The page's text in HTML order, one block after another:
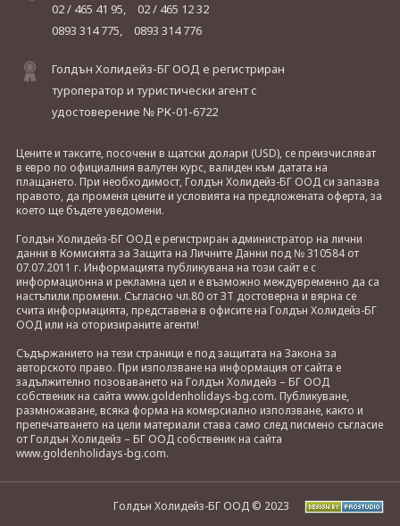
02 / 465 41 95,
02 / 465 12 32
0893 314 775,
0893 314 776
Голдън Холидейз-БГ ООД е регистриран
туроператор и туристически агент с
удостоверение № РК-01-6722
Цените и таксите, посочени в щатски долари (USD), се преизчисляват
в евро по официалния валутен курс, валиден към датата на
плащането. При необходимост, Голдън Холидейз-БГ ООД си запазва
правото, да променя цените и условията на предложената оферта, за
което ще бъдете уведомени.
Голдън Холидейз-БГ ООД е регистриран администратор на лични
данни в Комисията за Защита на Личните Данни под № 310584 от
07.07.2011 г. Информацията публикувана на този сайт е с
информационна и рекламна цел и е възможно междувременно да са
настъпили промени. Съгласно чл.80 от ЗТ достоверна и вярна се
счита информацията, представена в офисите на Голдън Холидейз-БГ
ООД или на оторизираните агенти!
Съдържанието на тези страници е под защитата на Закона за
авторското право. При използване на информация от сайта е
задължително позоваването на Голдън Холидейз – БГ ООД
собственик на сайта www.goldenholidays-bg.com. Публикуване,
размножаване, всяка форма на комерсиално използване, както и
препечатването на цели материали става само след писмено съгласие
от Голдън Холидейз – БГ ООД собственик на сайта
www.goldenholidays-bg.com.
Голдън Холидейз-БГ ООД © 2023